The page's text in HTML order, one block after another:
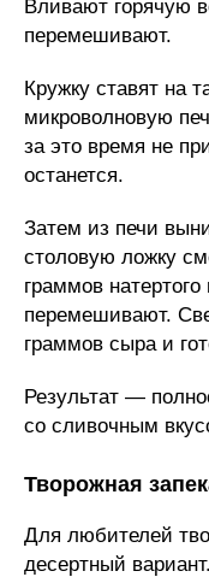
Вливают горячую
перемешивают.
Кружку ставят на
микроволновую
за это время не
останется.
Затем из печи
столовую ложку
граммов
перемешивают.
граммов сыра и
Результат —
со сливочным
Творожная
Для любителей
десертный